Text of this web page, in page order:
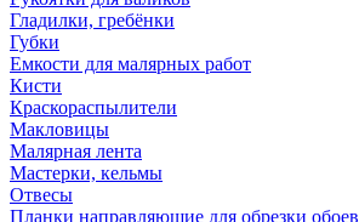
Гладилки, гребёнки
Губки
Емкости для малярных работ
Кисти
Краскораспылители
Макловицы
Малярная лента
Мастерки, кельмы
Отвесы
Планки направляющие для обрезки обоев